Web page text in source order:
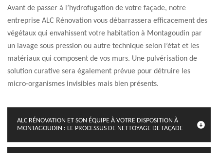
Avant de passer à l’hydrofugation de votre façade, notre
entreprise ALC Rénovation vous débarrassera efficacement des
végétaux qui envahissent votre habitation à Montagoudin par
un lavage sous pression ou autre technique selon l’état et les
matériaux qui composent de vos murs. Une pulvérisation de
solution curative sera également prévue pour détruire les
micro-organismes invisibles mais bien présents.
ALC RÉNOVATION ET SON ÉQUIPE À VOTRE DISPOSITION À
MONTAGOUDIN : LE PROCESSUS DE NETTOYAGE DE FAÇADE